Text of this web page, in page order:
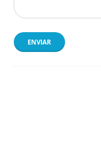
ENVIAR